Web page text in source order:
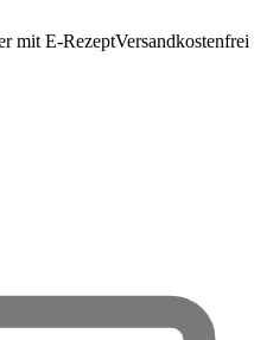
mit E-RezeptVersandkostenfrei